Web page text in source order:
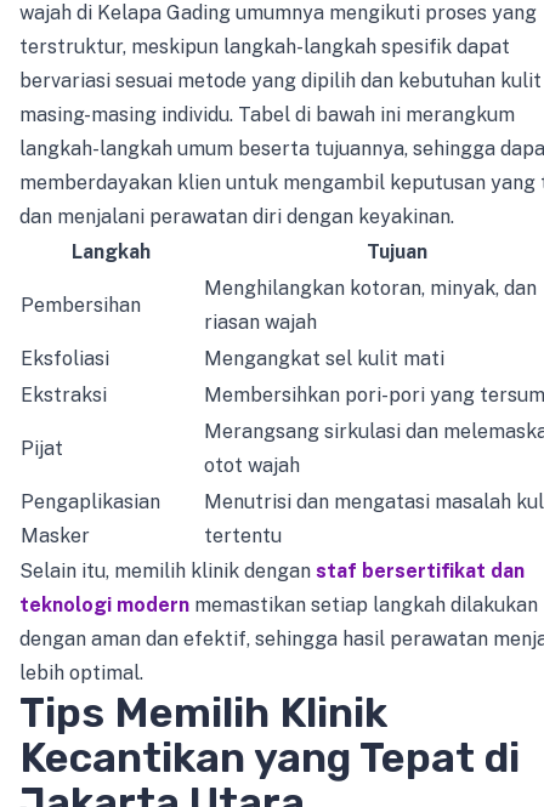
wajah di Kelapa Gading umumnya mengikuti proses yang
terstruktur, meskipun langkah-langkah spesifik dapat
bervariasi sesuai metode yang dipilih dan kebutuhan kulit
masing-masing individu. Tabel di bawah ini merangkum
langkah-langkah umum beserta tujuannya, sehingga
memberdayakan klien untuk mengambil keputusan
dan menjalani perawatan diri dengan keyakinan.
Langkah
Tujuan
Pembersihan
Menghilangkan kotoran, minyak, dan
riasan wajah
Eksfoliasi
Mengangkat sel kulit mati
Ekstraksi
Membersihkan pori-pori yang
Pijat
Merangsang sirkulasi dan
otot wajah
Pengaplikasian
Masker
Menutrisi dan mengatasi masalah
tertentu
Selain itu, memilih klinik dengan staf bersertifikat dan
teknologi modern memastikan setiap langkah dilakukan
dengan aman dan efektif, sehingga hasil perawatan
lebih optimal.
Tips Memilih Klinik
Kecantikan yang Tepat di